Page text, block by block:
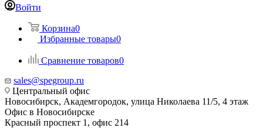
Войти
Корзина0
Избранные товары0
Сравнение товаров0
sales@spegroup.ru
Центральный офис
Новосибирск, Академгородок, улица Николаева 11/5, 4 этаж
Офис в Новосибирске
Красный проспект 1, офис 214